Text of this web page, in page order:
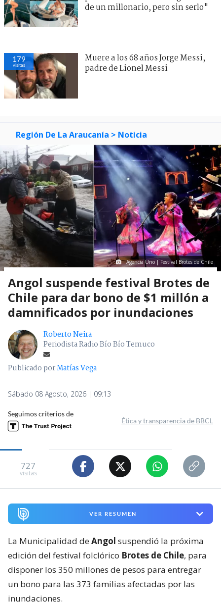
de un millonario, pero sin serlo"
179
visitas
Muere a los 68 años Jorge Messi,
padre de Lionel Messi
Región De La Araucanía > Noticia
Agencia Uno | Festival Brotes de Chile
Angol suspende festival Brotes de
Chile para dar bono de $1 millón a
damnificados por inundaciones
Roberto Neira
Periodista Radio Bío Bío Temuco
Publicado porMatías Vega
Sábado 08 Agosto, 2026 | 09:13
Seguimos criterios de
Ética y transparencia de BBCL
727
visitas
VER RESUMEN
La Municipalidad deAngol suspendió la próxima
edición del festival folclórico Brotes de Chile, para
disponer los 350 millones de pesos para entregar
un bono para las 373 familias afectadas por las
inundaciones.